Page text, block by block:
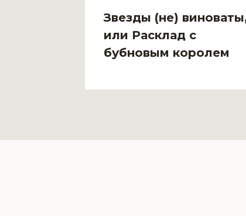
Звезды (не)
или Расклад с
бубновым королем